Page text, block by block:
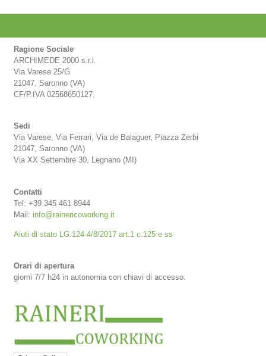
Orari di apertura
giorni 7/7 h24 in autonomia con chiavi di accesso.
Contatti
Tel: +39 345 461 8944
Mail: info@rainericoworking.it
Aiuti di stato LG.124 4/8/2017 art.1 c.125 e ss
Sedi
Via Varese, Via Ferrari, Via de Balaguer, Piazza Zerbi
21047, Saronno (VA)
Via XX Settembre 30, Legnano (MI)
Ragione Sociale
ARCHIMEDE 2000 s.r.l.
Via Varese 25/G
21047, Saronno (VA)
CF/P.IVA 02568650127.